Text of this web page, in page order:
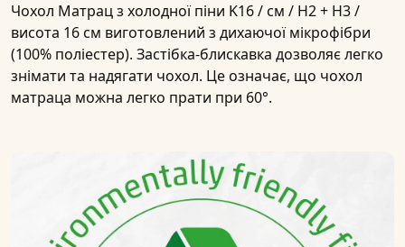
Чохол Матрац з холодної піни K16 / см / H2 + H3 /
висота 16 см виготовлений з дихаючої мікрофібри
(100% поліестер). Застібка-блискавка дозволяє легко
знімати та надягати чохол. Це означає, що чохол
матраца можна легко прати при 60°.